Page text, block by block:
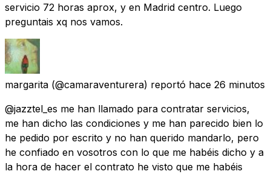
servicio 72 horas aprox, y en Madrid centro. Luego
preguntais xq nos vamos.
margarita (@camaraventurera) reportó hace 26 minutos
@jazztel_es me han llamado para contratar servicios,
me han dicho las condiciones y me han parecido bien lo
he pedido por escrito y no han querido mandarlo, pero
he confiado en vosotros con lo que me habéis dicho y a
la hora de hacer el contrato he visto que me habéis